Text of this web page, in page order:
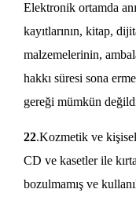
Elektronik ortamda
kayıtlarının, kitap,
malzemelerinin,
hakkı süresi sona
gereği mümkün
22.Kozmetik ve
CD ve kasetler ile
bozulmamış ve